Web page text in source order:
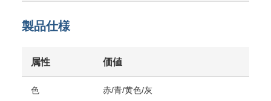
製品仕様
属性 価値
色 赤/青/黄色/灰